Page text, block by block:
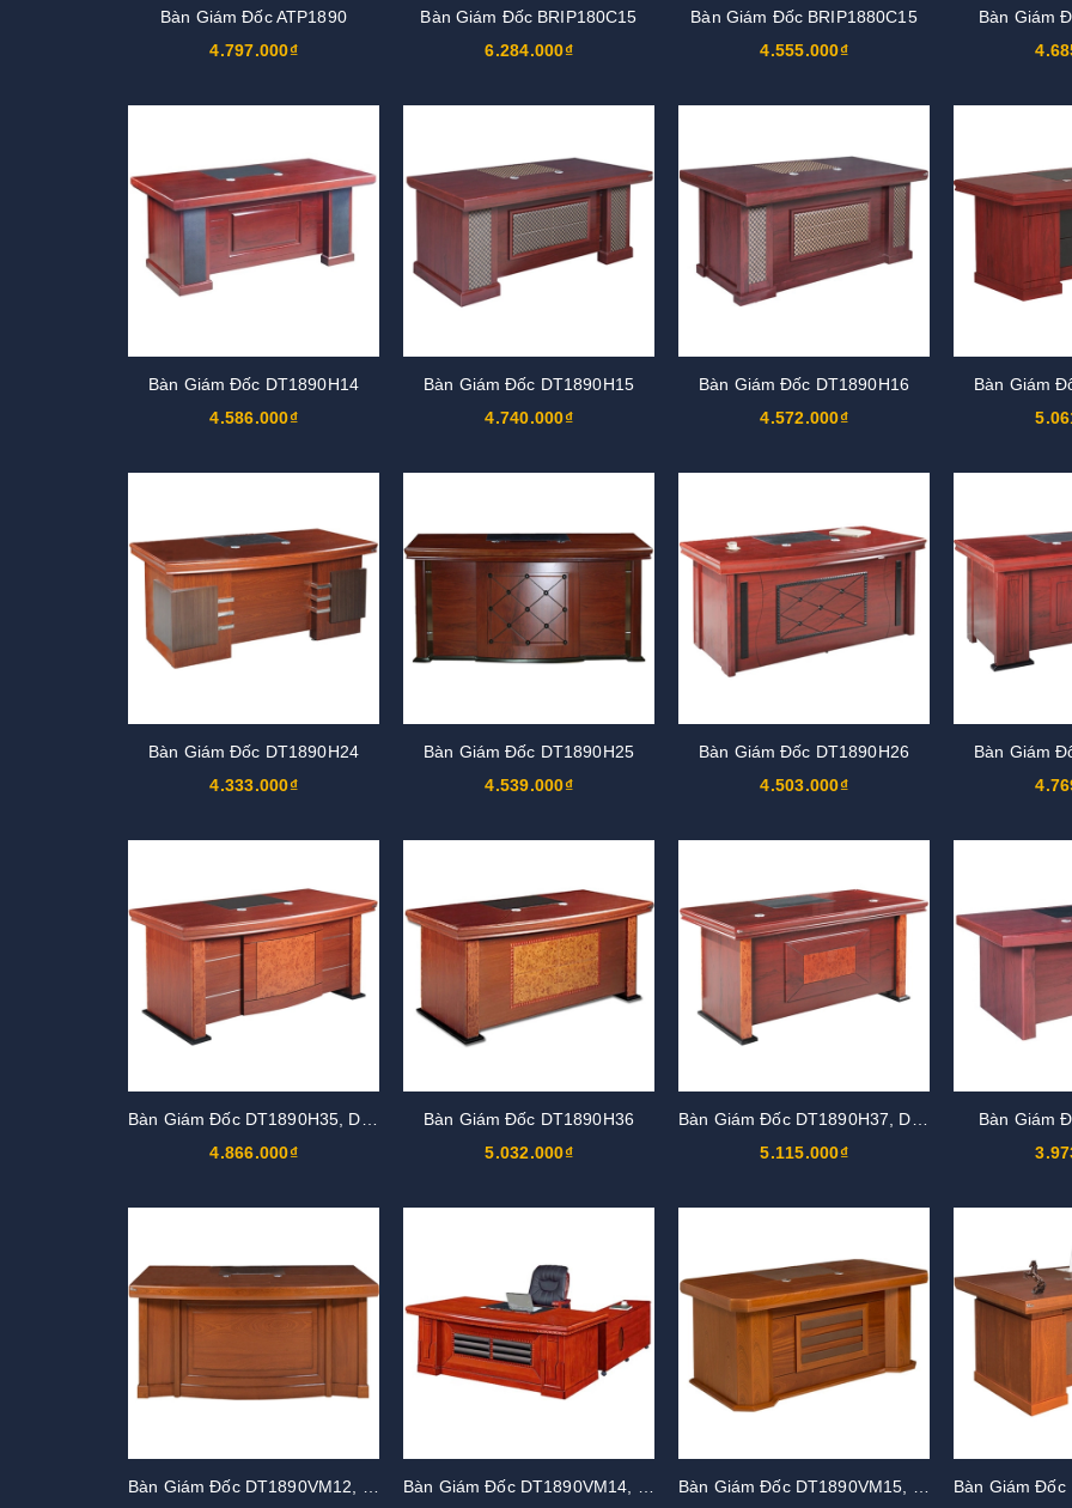
Bàn Giám Đốc ATP1890
4.797.000₫
Bàn Giám Đốc BRIP180C15
6.284.000₫
Bàn Giám Đốc BRIP1880C15
4.555.000₫
Bàn Giám
Bàn Giám Đốc DT1890H14
4.586.000₫
Bàn Giám Đốc DT1890H15
4.740.000₫
Bàn Giám Đốc DT1890H16
4.572.000₫
Bàn Giám
Bàn Giám Đốc DT1890H24
4.333.000₫
Bàn Giám Đốc DT1890H25
4.539.000₫
Bàn Giám Đốc DT1890H26
4.503.000₫
Bàn Giám
4.866.000₫
Bàn Giám Đốc DT1890H36
5.032.000₫
5.115.000₫
Bàn Giám